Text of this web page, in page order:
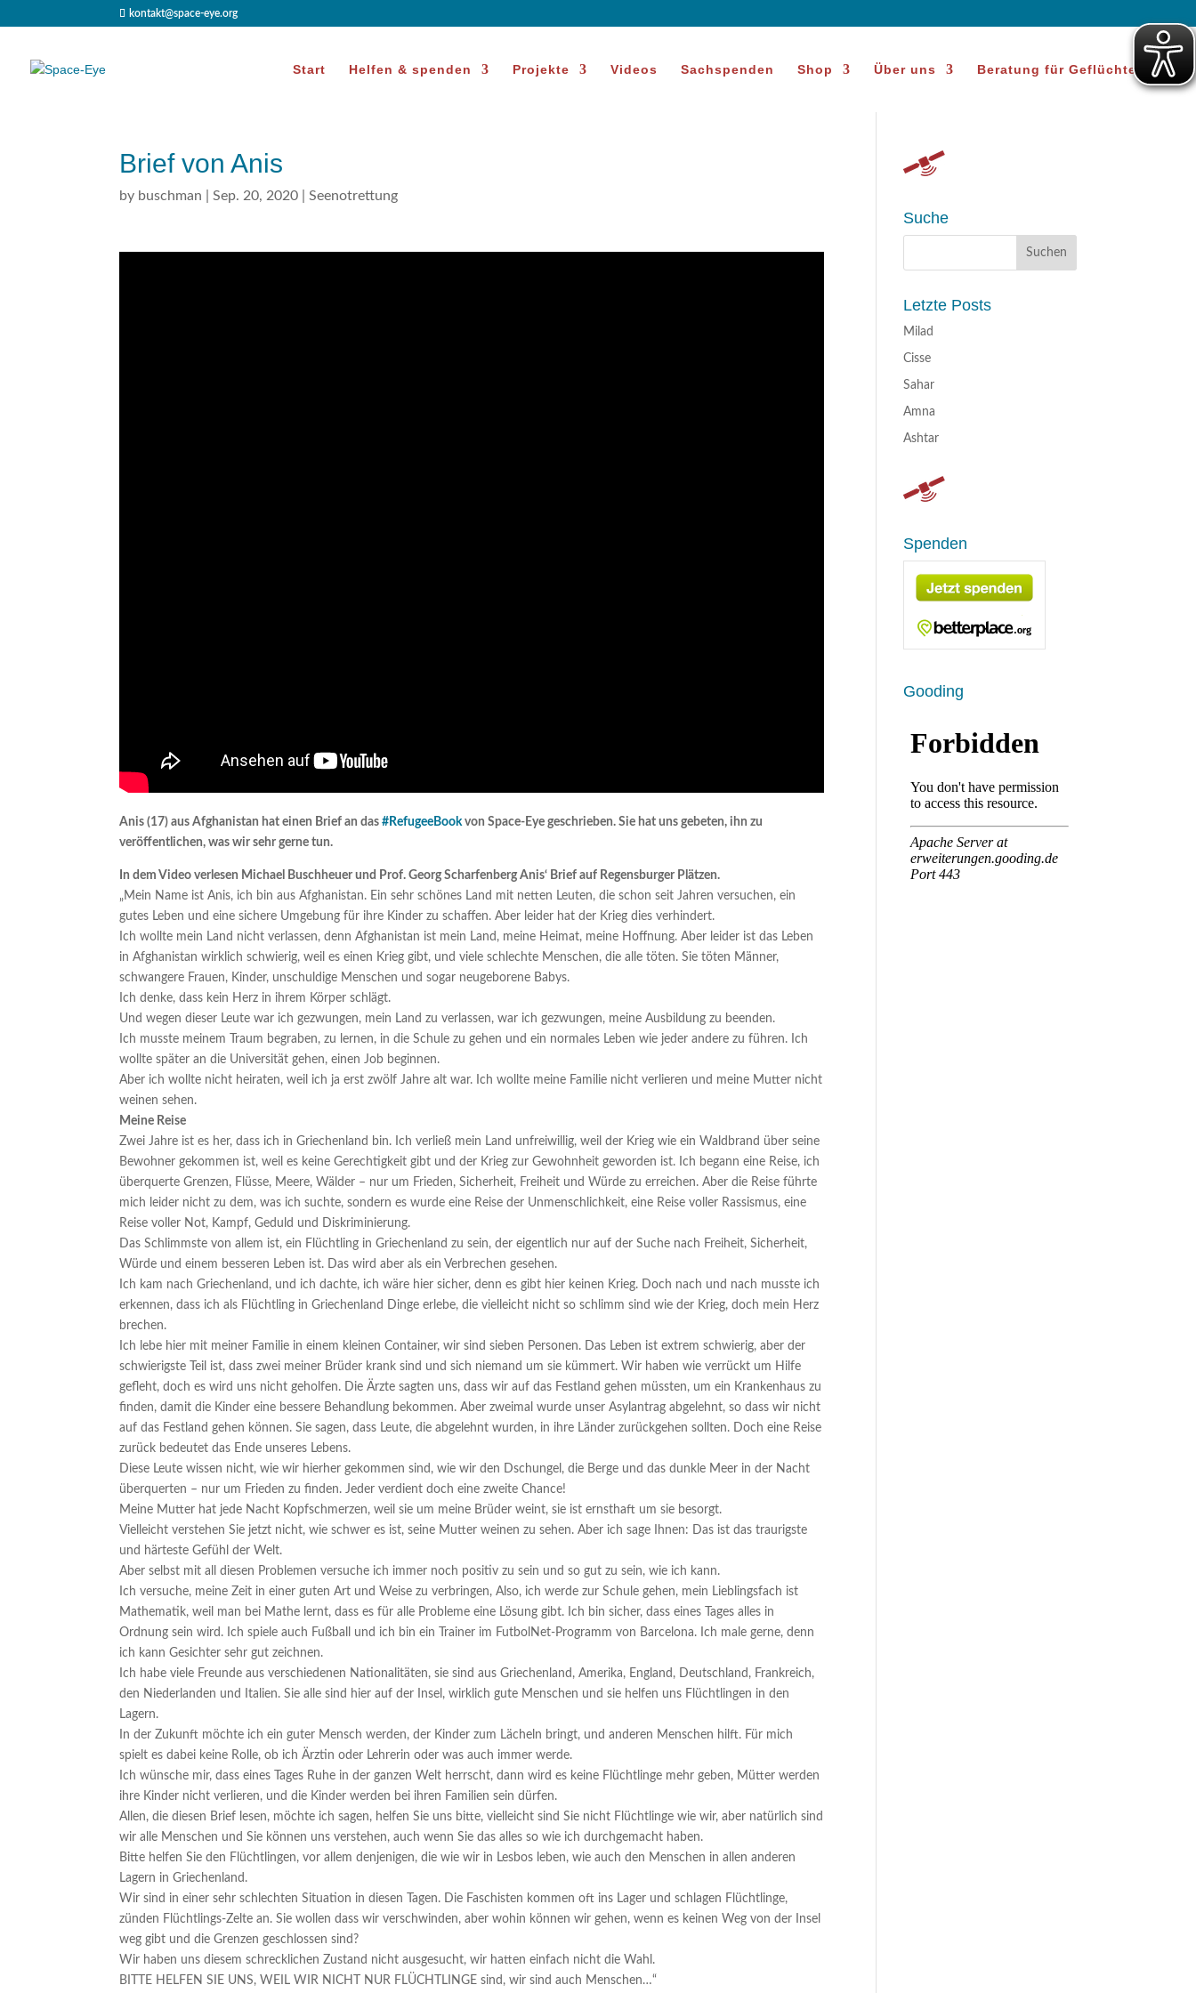
kontakt@space-eye.org
Start Helfen & spenden Projekte Videos Sachspenden Shop Über uns Beratung für Geflüchtete
Brief von Anis
by buschman |Sep. 20, 2020 |Seenotrettung
Anis (17) aus Afghanistan hat einen Brief an das#RefugeeBookvon Space-Eye geschrieben. Sie hat uns gebeten, ihn zu
veröffentlichen, was wir sehr gerne tun.
In dem Video verlesen Michael Buschheuer und Prof. Georg Scharfenberg Anis‘ Brief auf Regensburger Plätzen.
„Mein Name ist Anis, ich bin aus Afghanistan. Ein sehr schönes Land mit netten Leuten, die schon seit Jahren versuchen, ein
gutes Leben und eine sichere Umgebung für ihre Kinder zu schaffen. Aber leider hat der Krieg dies verhindert.
Ich wollte mein Land nicht verlassen, denn Afghanistan ist mein Land, meine Heimat, meine Hoffnung. Aber leider ist das Leben
in Afghanistan wirklich schwierig, weil es einen Krieg gibt, und viele schlechte Menschen, die alle töten. Sie töten Männer,
schwangere Frauen, Kinder, unschuldige Menschen und sogar neugeborene Babys.
Ich denke, dass kein Herz in ihrem Körper schlägt.
Und wegen dieser Leute war ich gezwungen, mein Land zu verlassen, war ich gezwungen, meine Ausbildung zu beenden.
Ich musste meinem Traum begraben, zu lernen, in die Schule zu gehen und ein normales Leben wie jeder andere zu führen. Ich
wollte später an die Universität gehen, einen Job beginnen.
Aber ich wollte nicht heiraten, weil ich ja erst zwölf Jahre alt war. Ich wollte meine Familie nicht verlieren und meine Mutter nicht
weinen sehen.
Meine Reise
Zwei Jahre ist es her, dass ich in Griechenland bin. Ich verließ mein Land unfreiwillig, weil der Krieg wie ein Waldbrand über seine
Bewohner gekommen ist, weil es keine Gerechtigkeit gibt und der Krieg zur Gewohnheit geworden ist. Ich begann eine Reise, ich
überquerte Grenzen, Flüsse, Meere, Wälder – nur um Frieden, Sicherheit, Freiheit und Würde zu erreichen. Aber die Reise führte
mich leider nicht zu dem, was ich suchte, sondern es wurde eine Reise der Unmenschlichkeit, eine Reise voller Rassismus, eine
Reise voller Not, Kampf, Geduld und Diskriminierung.
Das Schlimmste von allem ist, ein Flüchtling in Griechenland zu sein, der eigentlich nur auf der Suche nach Freiheit, Sicherheit,
Würde und einem besseren Leben ist. Das wird aber als ein Verbrechen gesehen.
Ich kam nach Griechenland, und ich dachte, ich wäre hier sicher, denn es gibt hier keinen Krieg. Doch nach und nach musste ich
erkennen, dass ich als Flüchtling in Griechenland Dinge erlebe, die vielleicht nicht so schlimm sind wie der Krieg, doch mein Herz
brechen.
Ich lebe hier mit meiner Familie in einem kleinen Container, wir sind sieben Personen. Das Leben ist extrem schwierig, aber der
schwierigste Teil ist, dass zwei meiner Brüder krank sind und sich niemand um sie kümmert. Wir haben wie verrückt um Hilfe
gefleht, doch es wird uns nicht geholfen. Die Ärzte sagten uns, dass wir auf das Festland gehen müssten, um ein Krankenhaus zu
finden, damit die Kinder eine bessere Behandlung bekommen. Aber zweimal wurde unser Asylantrag abgelehnt, so dass wir nicht
auf das Festland gehen können. Sie sagen, dass Leute, die abgelehnt wurden, in ihre Länder zurückgehen sollten. Doch eine Reise
zurück bedeutet das Ende unseres Lebens.
Diese Leute wissen nicht, wie wir hierher gekommen sind, wie wir den Dschungel, die Berge und das dunkle Meer in der Nacht
überquerten – nur um Frieden zu finden. Jeder verdient doch eine zweite Chance!
Meine Mutter hat jede Nacht Kopfschmerzen, weil sie um meine Brüder weint, sie ist ernsthaft um sie besorgt.
Vielleicht verstehen Sie jetzt nicht, wie schwer es ist, seine Mutter weinen zu sehen. Aber ich sage Ihnen: Das ist das traurigste
und härteste Gefühl der Welt.
Aber selbst mit all diesen Problemen versuche ich immer noch positiv zu sein und so gut zu sein, wie ich kann.
Ich versuche, meine Zeit in einer guten Art und Weise zu verbringen, Also, ich werde zur Schule gehen, mein Lieblingsfach ist
Mathematik, weil man bei Mathe lernt, dass es für alle Probleme eine Lösung gibt. Ich bin sicher, dass eines Tages alles in
Ordnung sein wird. Ich spiele auch Fußball und ich bin ein Trainer im FutbolNet-Programm von Barcelona. Ich male gerne, denn
ich kann Gesichter sehr gut zeichnen.
Ich habe viele Freunde aus verschiedenen Nationalitäten, sie sind aus Griechenland, Amerika, England, Deutschland, Frankreich,
den Niederlanden und Italien. Sie alle sind hier auf der Insel, wirklich gute Menschen und sie helfen uns Flüchtlingen in den
Lagern.
In der Zukunft möchte ich ein guter Mensch werden, der Kinder zum Lächeln bringt, und anderen Menschen hilft. Für mich
spielt es dabei keine Rolle, ob ich Ärztin oder Lehrerin oder was auch immer werde.
Ich wünsche mir, dass eines Tages Ruhe in der ganzen Welt herrscht, dann wird es keine Flüchtlinge mehr geben, Mütter werden
ihre Kinder nicht verlieren, und die Kinder werden bei ihren Familien sein dürfen.
Allen, die diesen Brief lesen, möchte ich sagen, helfen Sie uns bitte, vielleicht sind Sie nicht Flüchtlinge wie wir, aber natürlich sind
wir alle Menschen und Sie können uns verstehen, auch wenn Sie das alles so wie ich durchgemacht haben.
Bitte helfen Sie den Flüchtlingen, vor allem denjenigen, die wie wir in Lesbos leben, wie auch den Menschen in allen anderen
Lagern in Griechenland.
Wir sind in einer sehr schlechten Situation in diesen Tagen. Die Faschisten kommen oft ins Lager und schlagen Flüchtlinge,
zünden Flüchtlings-Zelte an. Sie wollen dass wir verschwinden, aber wohin können wir gehen, wenn es keinen Weg von der Insel
weg gibt und die Grenzen geschlossen sind?
Wir haben uns diesem schrecklichen Zustand nicht ausgesucht, wir hatten einfach nicht die Wahl.
BITTE HELFEN SIE UNS, WEIL WIR NICHT NUR FLÜCHTLINGE sind, wir sind auch Menschen…“
Suche
Letzte Posts
Milad
Cisse
Sahar
Amna
Ashtar
Spenden
Gooding